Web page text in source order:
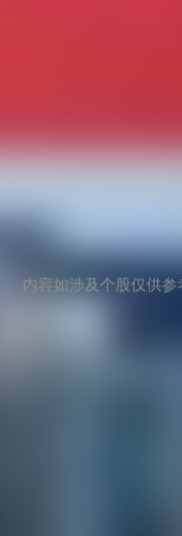
内容如涉及个股仅供